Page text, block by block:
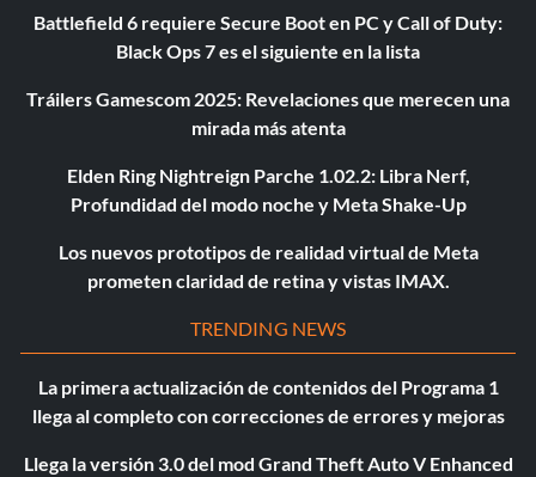
Battlefield 6 requiere Secure Boot en PC y Call of Duty:
Black Ops 7 es el siguiente en la lista
Tráilers Gamescom 2025: Revelaciones que merecen una
mirada más atenta
Elden Ring Nightreign Parche 1.02.2: Libra Nerf,
Profundidad del modo noche y Meta Shake-Up
Los nuevos prototipos de realidad virtual de Meta
prometen claridad de retina y vistas IMAX.
TRENDING NEWS
La primera actualización de contenidos del Programa 1
llega al completo con correcciones de errores y mejoras
Llega la versión 3.0 del mod Grand Theft Auto V Enhanced